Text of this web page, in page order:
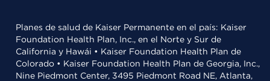
Planes de salud de Kaiser Permanente en el país: Kaiser
Foundation Health Plan, Inc., en el Norte y Sur de
California y Hawái • Kaiser Foundation Health Plan de
Colorado • Kaiser Foundation Health Plan de Georgia, Inc.,
Nine Piedmont Center, 3495 Piedmont Road NE, Atlanta,